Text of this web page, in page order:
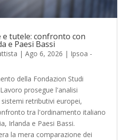
e tutele: confronto con
e Paesi Bassi
| Ago 6, 2026 | Ipsoa -
della Fondazion Studi
prosegue l'analisi
retributivi europei,
tra l'ordinamento italiano
Irlanda e Paesi Bassi.
la mera comparazione dei